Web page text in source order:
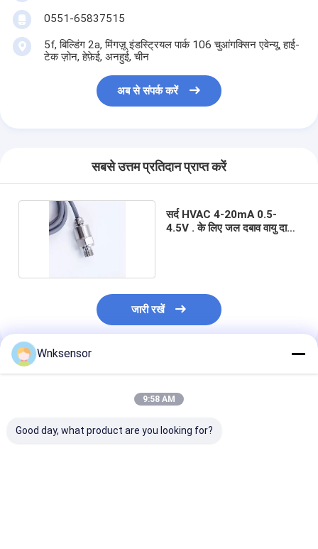
0551-65837515
5f, बिल्डिंग 2a, मिंगज़ू इंडस्ट्रियल पार्क 106 चुआंगक्सिन एवेन्यू, हाई-
टेक ज़ोन, हेफ़ेई, अनहुई, चीन
अब से संपर्क करें
सबसे उत्तम प्रतिदान प्राप्त करें
सर्द HVAC 4-20mA 0.5-
4.5V . के लिए जल दबाव वायु दाब
जारी रखें
अनुशंसित उत्पाद
Wnksensor
9:58 AM
Good day, what product are you looking for?